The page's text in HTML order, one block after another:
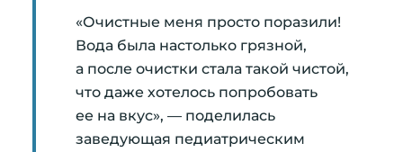
«Очистные меня просто поразили!
Вода была настолько грязной,
а после очистки стала такой чистой,
что даже хотелось попробовать
ее на вкус», — поделилась
заведующая педиатрическим